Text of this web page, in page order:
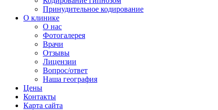
Принудительное кодирование
О клинике
О нас
Фотогалерея
Врачи
Отзывы
Лицензии
Вопрос/ответ
Наша география
Цены
Контакты
Карта сайта